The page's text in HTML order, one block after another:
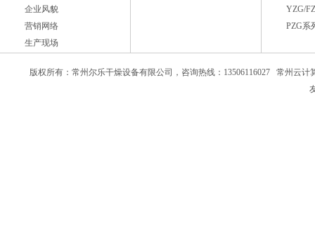
企业风貌
营销网络
生产现场
YZG/
PZG系
版权所有：常州尔乐干燥设备有限公司，咨询热线：13506116027 常州云计